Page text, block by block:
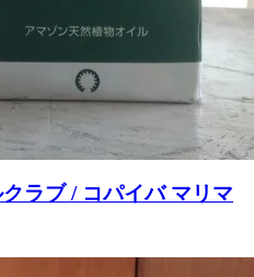
ラブ / コパイバ マリマ